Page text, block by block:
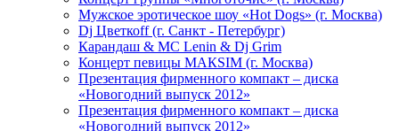
Мужское эротическое шоу «Hot Dogs» (г. Москва)
Dj Цветкоff (г. Санкт - Петербург)
Карандаш & МС Lenin & Dj Grim
Концерт певицы МАКSIМ (г. Москва)
Презентация фирменного компакт – диска
«Новогодний выпуск 2012»
Презентация фирменного компакт – диска
«Новогодний выпуск 2012»